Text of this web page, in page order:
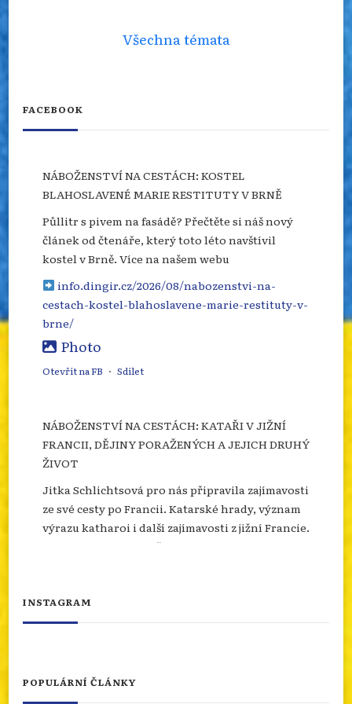
Všechna témata
FACEBOOK
NÁBOŽENSTVÍ NA CESTÁCH: KOSTEL
BLAHOSLAVENÉ MARIE RESTITUTY V BRNĚ
Půllitr s pivem na fasádě? Přečtěte si náš nový
článek od čtenáře, který toto léto navštívil
kostel v Brně. Více na našem webu
info.dingir.cz/2026/08/nabozenstvi-na-
cestach-kostel-blahoslavene-marie-restituty-v-
brne/
Photo
Otevřít na FB · Sdílet
NÁBOŽENSTVÍ NA CESTÁCH: KATAŘI V JIŽNÍ
FRANCII, DĚJINY PORAŽENÝCH A JEJICH DRUHÝ
ŽIVOT
Jitka Schlichtsová pro nás připravila zajímavosti
ze své cesty po Francii. Katarské hrady, význam
výrazu katharoi i další zajímavosti z jižní Francie.
Více se dozvíte na našem webu.
porazenych-a-jejich-d...
INSTAGRAM
POPULÁRNÍ ČLÁNKY